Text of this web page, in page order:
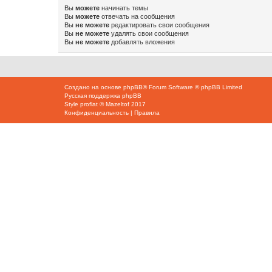
Вы можете начинать темы
Вы можете отвечать на сообщения
Вы не можете редактировать свои сообщения
Вы не можете удалять свои сообщения
Вы не можете добавлять вложения
Создано на основе phpBB® Forum Software © phpBB Limited
Русская поддержка phpBB
Style proflat ©Mazeltof 2017
Конфиденциальность | Правила